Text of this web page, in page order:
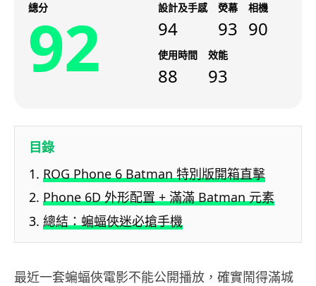
總分
92 設計及手感
94
熒幕
93
相機
90
使用時間
88
效能
93
目錄
ROG Phone 6 Batman 特別版開箱直擊
Phone 6D 外形配置 + 滿滿 Batman 元素
總結：蝙蝠俠迷必搶手機
最近一套蝙蝠俠電影不能公開播放，確實鬧得滿城